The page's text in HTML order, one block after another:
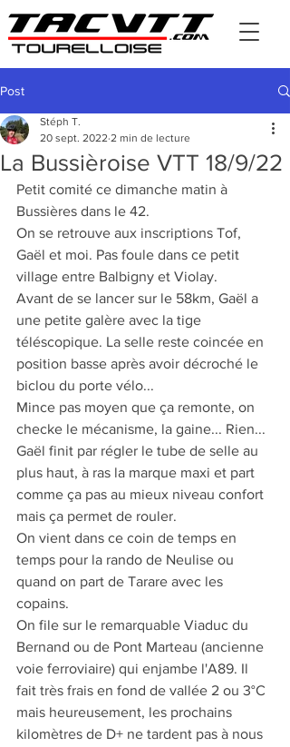
Post
La Bussièroise VTT 18/9/22
Stéph T.
20 sept. 2022 2 min de lecture
Petit comité ce dimanche matin à
Bussières dans le 42.
On se retrouve aux inscriptions Tof,
Gaël et moi. Pas foule dans ce petit
village entre Balbigny et Violay.
Avant de se lancer sur le 58km, Gaël a
une petite galère avec la tige
téléscopique. La selle reste coincée en
position basse après avoir décroché le
biclou du porte vélo...
Mince pas moyen que ça remonte, on
checke le mécanisme, la gaine... Rien...
Gaël finit par régler le tube de selle au
plus haut, à ras la marque maxi et part
comme ça pas au mieux niveau confort
mais ça permet de rouler.
On vient dans ce coin de temps en
temps pour la rando de Neulise ou
quand on part de Tarare avec les
copains.
On file sur le remarquable Viaduc du
Bernand ou de Pont Marteau (ancienne
voie ferroviaire) qui enjambe l'A89. Il
fait très frais en fond de vallée 2 ou 3°C
mais heureusement, les prochains
kilomètres de D+ ne tardent pas à nous